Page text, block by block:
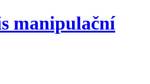
manipulační